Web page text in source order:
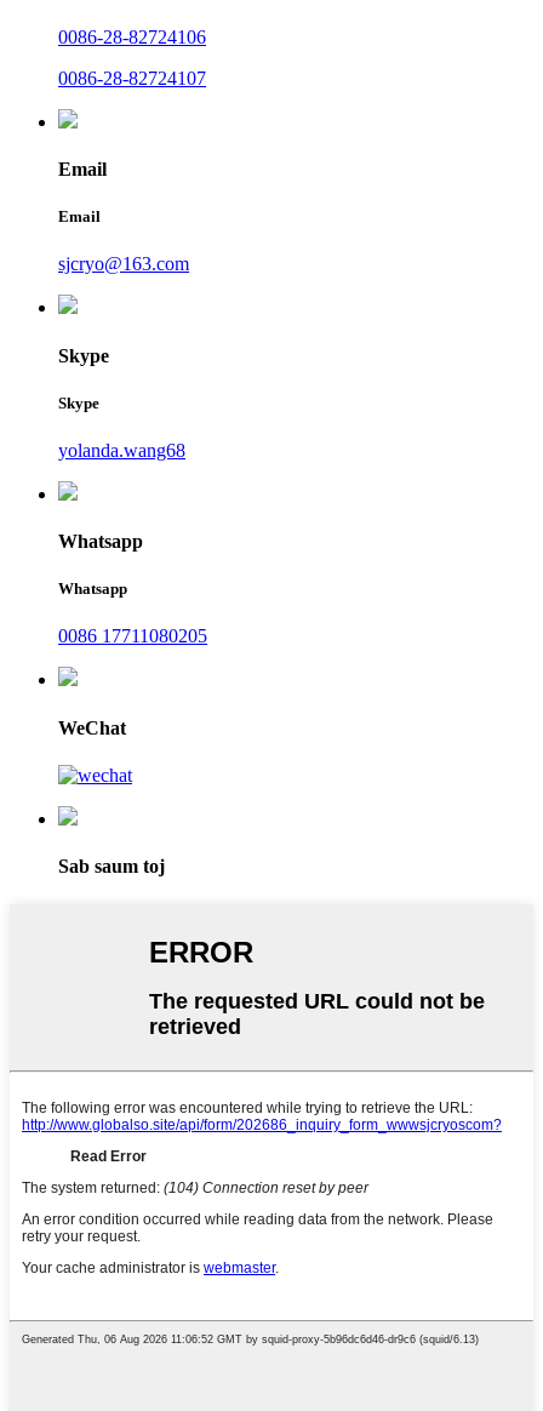
0086-28-82724106
0086-28-82724107
Email
Email
sjcryo@163.com
Skype
Skype
yolanda.wang68
Whatsapp
Whatsapp
0086 17711080205
WeChat
Sab saum toj